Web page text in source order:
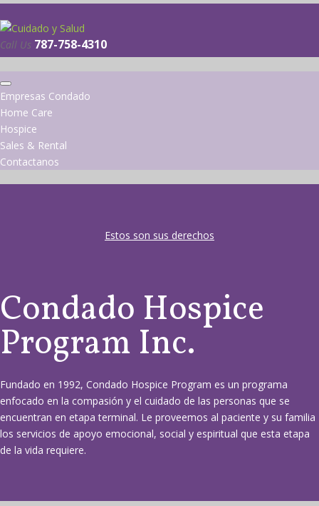
Call Us
Empresas Condado
Home Care
Hospice
Sales & Rental
Contactanos
Estos son sus derechos
Condado Hospice
Program Inc.
Fundado en 1992, Condado Hospice Program es un programa
enfocado en la compasión y el cuidado de las personas que se
encuentran en etapa terminal. Le proveemos al paciente y su familia
los servicios de apoyo emocional, social y espiritual que esta etapa
de la vida requiere.